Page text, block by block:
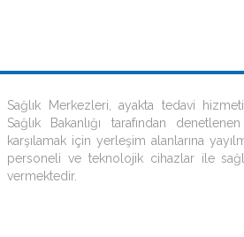
Sağlık Merkezleri, ayakta tedavi
Sağlık Bakanlığı tarafından
karşılamak için yerleşim alanlarına
personeli ve teknolojik cihazlar ile
vermektedir.